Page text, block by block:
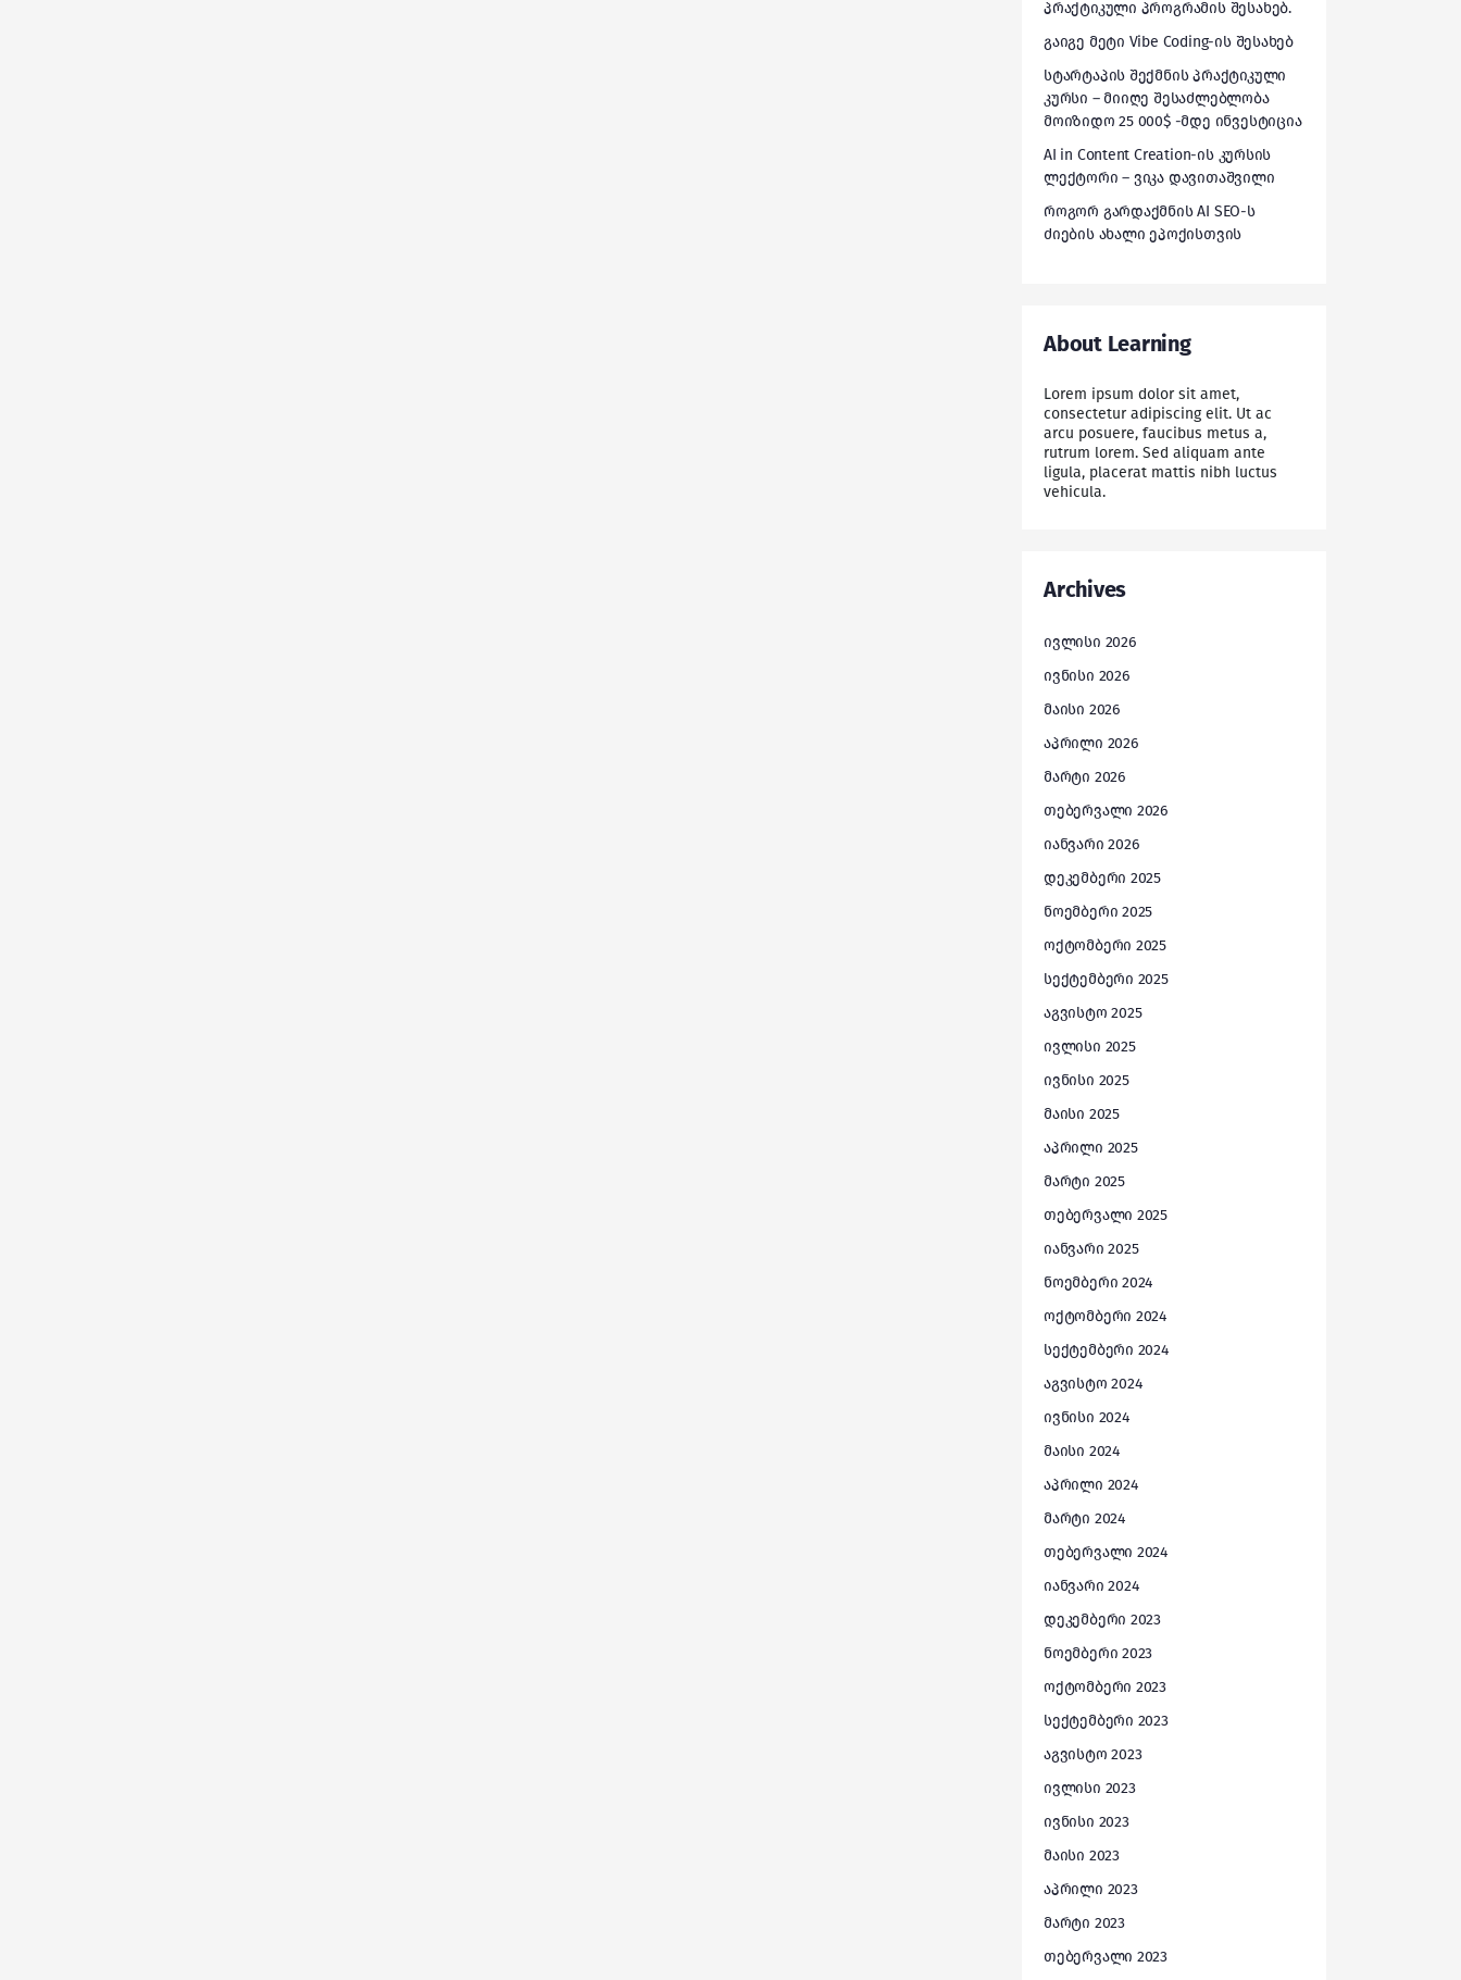
პრაქტიკული პროგრამის შესახებ.
გაიგე მეტი Vibe Coding-ის შესახებ
სტარტაპის შექმნის პრაქტიკული
კურსი – მიიღე შესაძლებლობა
მოიზიდო 25 000$ -მდე ინვესტიცია
AI in Content Creation-ის კურსის
ლექტორი – ვიკა დავითაშვილი
როგორ გარდაქმნის AI SEO-ს
ძიების ახალი ეპოქისთვის
About Learning
Lorem ipsum dolor sit amet,
consectetur adipiscing elit. Ut ac
arcu posuere, faucibus metus a,
rutrum lorem. Sed aliquam ante
ligula, placerat mattis nibh luctus
vehicula.
Archives
ივლისი 2026
ივნისი 2026
მაისი 2026
აპრილი 2026
მარტი 2026
თებერვალი 2026
იანვარი 2026
დეკემბერი 2025
ნოემბერი 2025
ოქტომბერი 2025
სექტემბერი 2025
აგვისტო 2025
ივლისი 2025
ივნისი 2025
მაისი 2025
აპრილი 2025
მარტი 2025
თებერვალი 2025
იანვარი 2025
ნოემბერი 2024
ოქტომბერი 2024
სექტემბერი 2024
აგვისტო 2024
ივნისი 2024
მაისი 2024
აპრილი 2024
მარტი 2024
თებერვალი 2024
იანვარი 2024
დეკემბერი 2023
ნოემბერი 2023
ოქტომბერი 2023
სექტემბერი 2023
აგვისტო 2023
ივლისი 2023
ივნისი 2023
მაისი 2023
აპრილი 2023
მარტი 2023
თებერვალი 2023